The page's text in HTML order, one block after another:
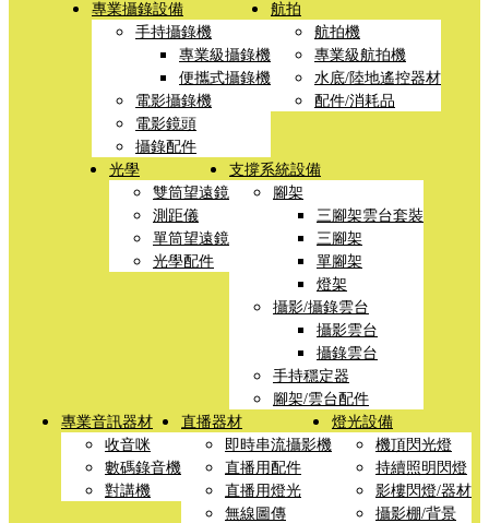
專業攝錄設備
手持攝錄機
專業級攝錄機
便攜式攝錄機
電影攝錄機
電影鏡頭
攝錄配件
航拍
航拍機
專業級航拍機
水底/陸地遙控器材
配件/消耗品
光學
雙筒望遠鏡
測距儀
單筒望遠鏡
光學配件
支撐系統設備
腳架
三腳架雲台套裝
三腳架
單腳架
燈架
攝影/攝錄雲台
攝影雲台
攝錄雲台
手持穩定器
腳架/雲台配件
專業音訊器材
收音咪
數碼錄音機
對講機
直播器材
即時串流攝影機
直播用配件
直播用燈光
無線圖傳
燈光設備
機頂閃光燈
持續照明閃燈
影樓閃燈/器材
攝影棚/背景